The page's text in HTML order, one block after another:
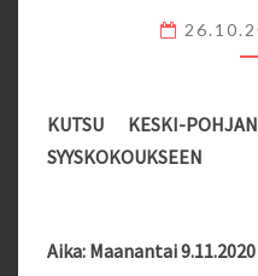
KUTSU KESKI-
SYYSKOKOUKSEEN
Aika: Maanantai